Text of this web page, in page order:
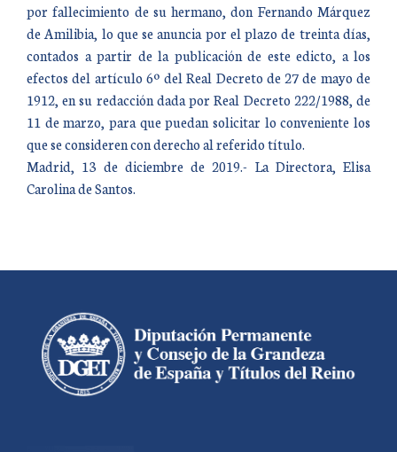
por fallecimiento de su hermano, don Fernando Márquez
de Amilibia, lo que se anuncia por el plazo de treinta días,
contados a partir de la publicación de este edicto, a los
efectos del artículo 6º del Real Decreto de 27 de mayo de
1912, en su redacción dada por Real Decreto 222/1988, de
11 de marzo, para que puedan solicitar lo conveniente los
que se consideren con derecho al referido título.
Madrid, 13 de diciembre de 2019.- La Directora, Elisa
Carolina de Santos.